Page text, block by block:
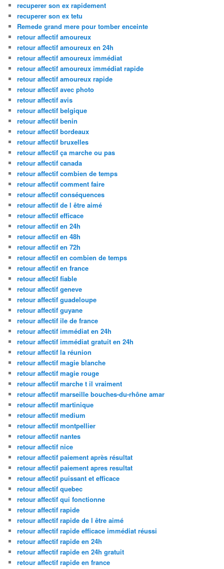
recuperer son ex rapidement
recuperer son ex tetu
Remede grand mere pour tomber enceinte
retour affectif amoureux
retour affectif amoureux en 24h
retour affectif amoureux immédiat
retour affectif amoureux immédiat rapide
retour affectif amoureux rapide
retour affectif avec photo
retour affectif avis
retour affectif belgique
retour affectif benin
retour affectif bordeaux
retour affectif bruxelles
retour affectif ça marche ou pas
retour affectif canada
retour affectif combien de temps
retour affectif comment faire
retour affectif conséquences
retour affectif de l être aimé
retour affectif efficace
retour affectif en 24h
retour affectif en 48h
retour affectif en 72h
retour affectif en combien de temps
retour affectif en france
retour affectif fiable
retour affectif geneve
retour affectif guadeloupe
retour affectif guyane
retour affectif ile de france
retour affectif immédiat en 24h
retour affectif immédiat gratuit en 24h
retour affectif la réunion
retour affectif magie blanche
retour affectif magie rouge
retour affectif marche t il vraiment
retour affectif marseille bouches-du-rhône amar
retour affectif martinique
retour affectif medium
retour affectif montpellier
retour affectif nantes
retour affectif nice
retour affectif paiement après résultat
retour affectif paiement apres resultat
retour affectif puissant et efficace
retour affectif quebec
retour affectif qui fonctionne
retour affectif rapide
retour affectif rapide de l être aimé
retour affectif rapide efficace immédiat réussi
retour affectif rapide en 24h
retour affectif rapide en 24h gratuit
retour affectif rapide en france